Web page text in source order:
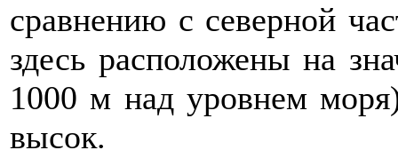
сравнению с северной
здесь расположены на
1000 м над уровнем
высок.